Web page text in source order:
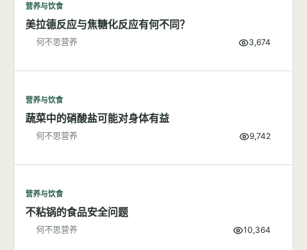
营养与饮食
美拉德反应与焦糖化反应有何不同？
何不思营养 3,674
营养与饮食
蔬菜中的硝酸盐可能对身体有益
何不思营养 9,742
营养与饮食
不粘锅的食品安全问题
何不思营养 10,364